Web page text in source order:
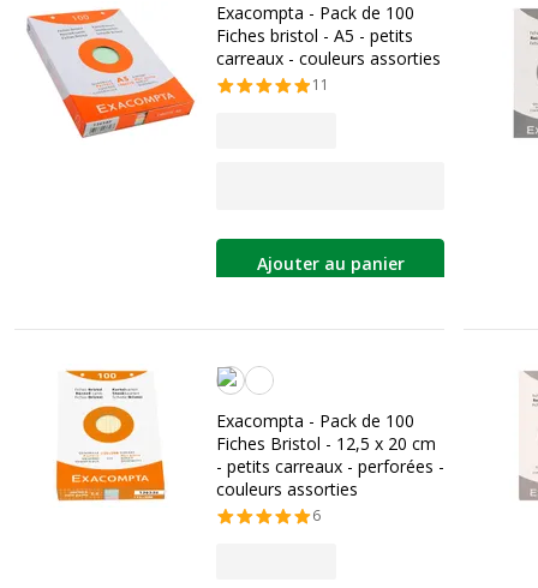
Exacompta - Pack de 100
Fiches bristol - A5 - petits
carreaux - couleurs assorties
11
Ajouter au panier
Assortiment de couleurs de rêve
Exacompta - Pack de 100
Fiches Bristol - 12,5 x 20 cm
- petits carreaux - perforées -
couleurs assorties
6